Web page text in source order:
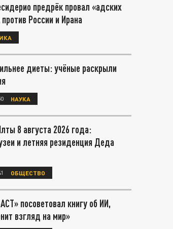
предрёк провал «адских
России и Ирана
диеты: учёные раскрыли
НАУКА
8 августа 2026 года:
и летняя резиденция Деда
ОБЩЕСТВО
посоветовал книгу об ИИ,
взгляд на мир»